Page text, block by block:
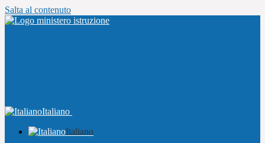
Salta al contenuto
Italiano
Italiano